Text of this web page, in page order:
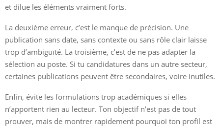
et dilue les éléments vraiment forts.
La deuxième erreur, c’est le manque de précision. Une
publication sans date, sans contexte ou sans rôle clair laisse
trop d’ambiguïté. La troisième, c’est de ne pas adapter la
sélection au poste. Si tu candidatures dans un autre secteur,
certaines publications peuvent être secondaires, voire inutiles.
Enfin, évite les formulations trop académiques si elles
n’apportent rien au lecteur. Ton objectif n’est pas de tout
prouver, mais de montrer rapidement pourquoi ton profil est